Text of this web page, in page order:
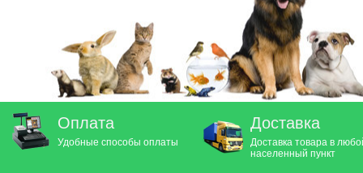
Оплата
Удобные способы оплаты
Доставка
Доставка товара в
населенный пункт